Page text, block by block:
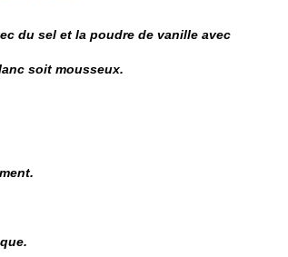
du sel et la poudre de vanille avec
soit mousseux.